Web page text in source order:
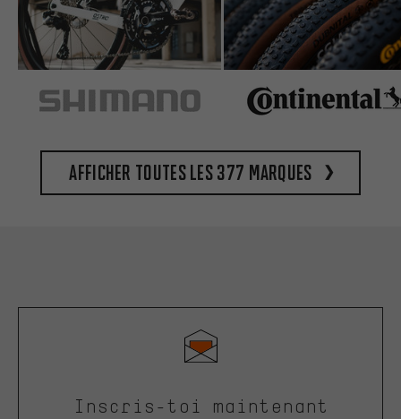
Afficher toutes les 377 marques
Inscris-toi maintenant